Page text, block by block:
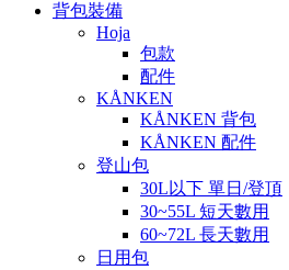
背包裝備
Hoja
包款
配件
KÅNKEN
KÅNKEN 背包
KÅNKEN 配件
登山包
30L以下 單日/登頂
30~55L 短天數用
60~72L 長天數用
日用包